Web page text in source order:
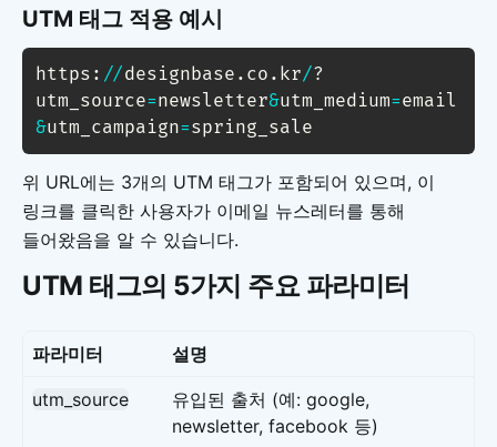
UTM 태그 적용 예시
https : //designbase.co.kr/?
utm_source=newsletter&utm_medium=email
&utm_campaign=spring_sale
위 URL에는 3개의 UTM 태그가 포함되어 있으며, 이
링크를 클릭한 사용자가 이메일 뉴스레터를 통해
들어왔음을 알 수 있습니다.
UTM 태그의 5가지 주요 파라미터
파라미터 설명
utm_source
유입된 출처 (예: google,
newsletter, facebook 등)